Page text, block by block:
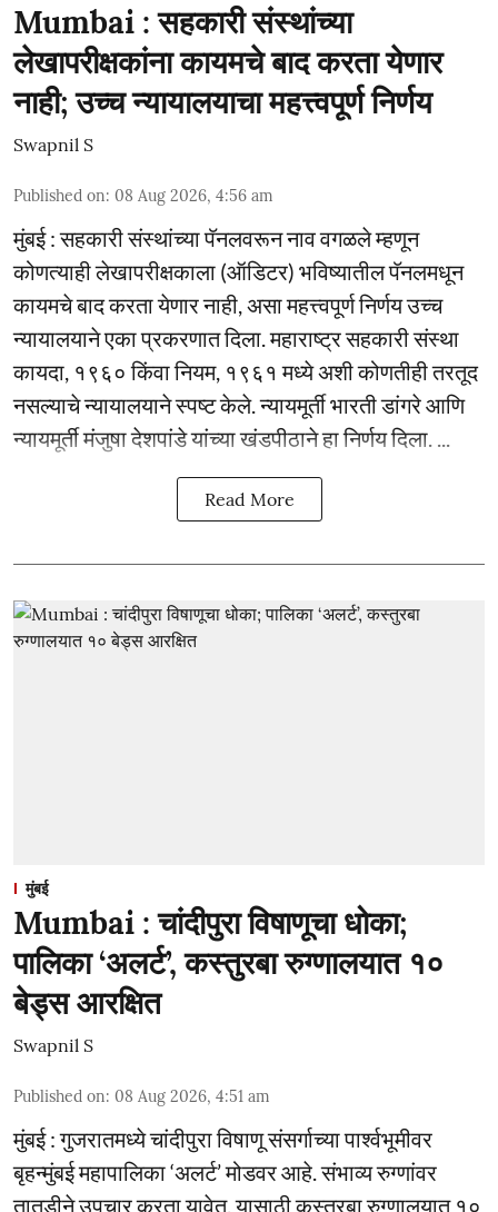
Mumbai : सहकारी संस्थांच्या
लेखापरीक्षकांना कायमचे बाद करता येणार
नाही; उच्च न्यायालयाचा महत्त्वपूर्ण निर्णय
Swapnil S
Published on: 08 Aug 2026, 4:56 am
मुंबई : सहकारी संस्थांच्या पॅनलवरून नाव वगळले म्हणून
कोणत्याही लेखापरीक्षकाला (ऑडिटर) भविष्यातील पॅनलमधून
कायमचे बाद करता येणार नाही, असा महत्त्वपूर्ण निर्णय उच्च
न्यायालयाने एका प्रकरणात दिला. महाराष्ट्र सहकारी संस्था
कायदा, १९६० किंवा नियम, १९६१ मध्ये अशी कोणतीही तरतूद
नसल्याचे न्यायालयाने स्पष्ट केले. न्यायमूर्ती भारती डांगरे आणि
न्यायमूर्ती मंजुषा देशपांडे यांच्या खंडपीठाने हा निर्णय दिला. ...
Read More
मुंबई
Mumbai : चांदीपुरा विषाणूचा धोका;
पालिका ‘अलर्ट’, कस्तुरबा रुग्णालयात १०
बेड्स आरक्षित
Swapnil S
Published on: 08 Aug 2026, 4:51 am
मुंबई : गुजरातमध्ये चांदीपुरा विषाणू संसर्गाच्या पार्श्वभूमीवर
बृहन्मुंबई महापालिका ‘अलर्ट’ मोडवर आहे. संभाव्य रुग्णांवर
तातडीने उपचार करता यावेत, यासाठी कस्तुरबा रुग्णालयात १०